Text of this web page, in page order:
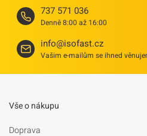
737 571 036
Denně 8:00 až 16:00
info@isofast.cz
Vašim e-mailům se ihned
Vše o nákupu
Doprava